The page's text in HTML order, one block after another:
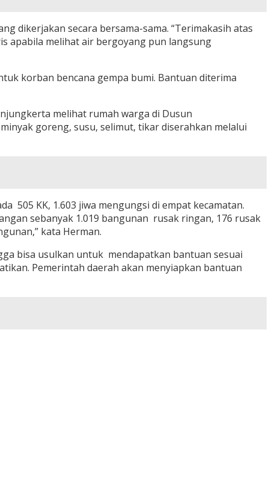
dikerjakan secara bersama-sama. “Terimakasih atas
apabila melihat air bergoyang pun langsung
korban bencana gempa bumi. Bantuan diterima
melihat rumah warga di Dusun
goreng, susu, selimut, tikar diserahkan melalui
505 KK, 1.603 jiwa mengungsi di empat kecamatan.
sebanyak 1.019 bangunan rusak ringan, 176 rusak
kata Herman.
bisa usulkan untuk mendapatkan bantuan sesuai
Pemerintah daerah akan menyiapkan bantuan